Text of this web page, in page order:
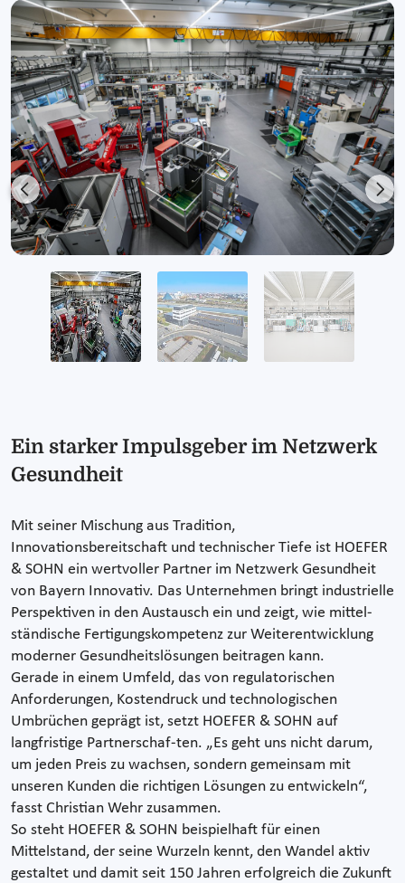
Previous
Ein starker Impulsgeber im Netzwerk
Gesundheit
Mit seiner Mischung aus Tradition,
Innovationsbereitschaft und technischer Tiefe ist HOEFER
& SOHN ein wertvoller Partner im Netzwerk Gesundheit
von Bayern Innovativ. Das Unternehmen bringt industrielle
Perspektiven in den Austausch ein und zeigt, wie mittel-
ständische Fertigungskompetenz zur Weiterentwicklung
moderner Gesundheitslösungen beitragen kann.
Gerade in einem Umfeld, das von regulatorischen
Anforderungen, Kostendruck und technologischen
Umbrüchen geprägt ist, setzt HOEFER & SOHN auf
langfristige Partnerschaf-ten. „Es geht uns nicht darum,
um jeden Preis zu wachsen, sondern gemeinsam mit
unseren Kunden die richtigen Lösungen zu entwickeln“,
fasst Christian Wehr zusammen.
So steht HOEFER & SOHN beispielhaft für einen
Mittelstand, der seine Wurzeln kennt, den Wandel aktiv
gestaltet und damit seit 150 Jahren erfolgreich die Zukunft